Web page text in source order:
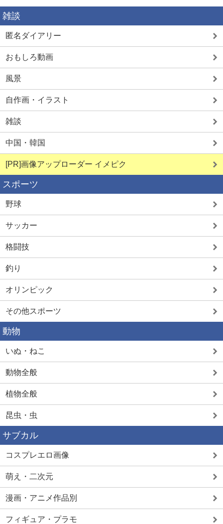
雑談
匿名ダイアリー
おもしろ動画
風景
自作画・イラスト
雑談
中国・韓国
[PR]画像アップローダー イメピク
スポーツ
野球
サッカー
格闘技
釣り
オリンピック
その他スポーツ
動物
いぬ・ねこ
動物全般
植物全般
昆虫・虫
サブカル
コスプレエロ画像
萌え・二次元
漫画・アニメ作品別
フィギュア・プラモ